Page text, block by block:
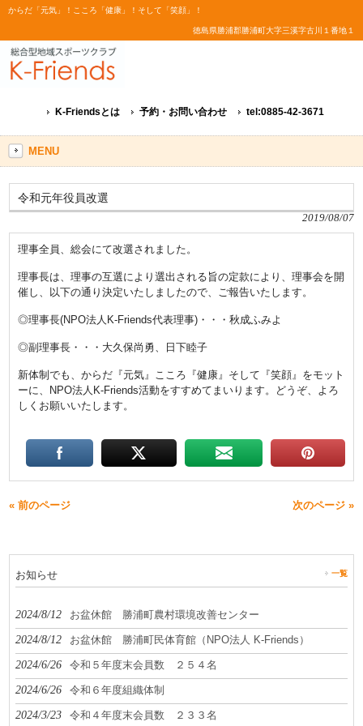
からだ「元気」！こころ「健康」！そして「笑顔」！
徳島県勝浦郡勝浦町大字三溪字古川１番地１
K-Friendsとは 予約・お問い合わせ tel:0885-42-3671
MENU
令和元年役員改選
2019/08/07
理事全員、総会にて改選されました。
理事長は、理事の互選により選出される旨の定款により、理事会を開
催し、以下の通り決定いたしましたので、ご報告いたします。
◎理事長(NPO法人K-Friends代表理事)・・・秋成ふみよ
◎副理事長・・・大久保尚勇、日下睦子
新体制でも、からだ『元気』こころ『健康』そして『笑顔』をモット
ーに、NPO法人K-Friends活動をすすめてまいります。どうぞ、よろ
しくお願いいたします。
« 前のページ 次のページ »
お知らせ 一覧
2024/8/12 お盆休館 勝浦町農村環境改善センター
2024/8/12 お盆休館 勝浦町民体育館（NPO法人 K-Friends）
2024/6/26 令和５年度末会員数 ２５４名
2024/6/26 令和６年度組織体制
2024/3/23 令和４年度末会員数 ２３３名